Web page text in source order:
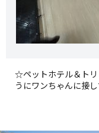
☆ペットホテル＆ト
うにワンちゃんに接